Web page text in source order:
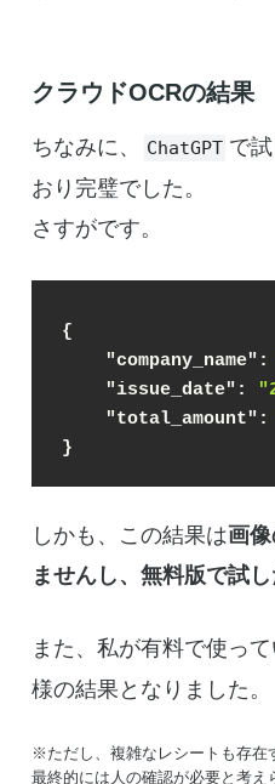
クラウドOCRの結果
ちなみに、 ChatGPT で
おり完璧でした。
さすがです。
{
"company_name" :
"issue_date" :
"total_amount" :
}
しかも、この結果は画
ませんし、無料版で試し
また、私が有料で使って
様の結果となりました。
※ただし、複雑なレシートも存在
最終的には人の確認が必要と考え